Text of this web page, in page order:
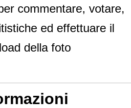
commentare, votare,
ed effettuare il
della foto